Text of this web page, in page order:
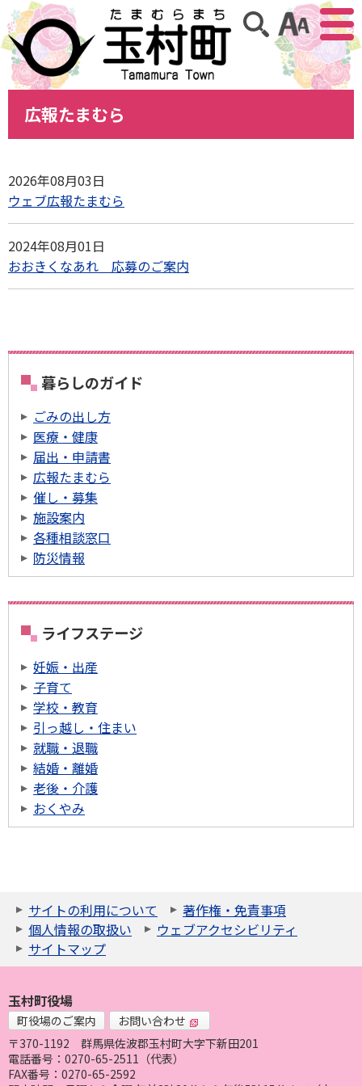
アクセ
サイト内検索
広報たまむら
2026年08月03日
ウェブ広報たまむら
2024年08月01日
おおきくなあれ 応募のご案内
暮らしのガイド
ごみの出し方
医療・健康
届出・申請書
広報たまむら
催し・募集
施設案内
各種相談窓口
防災情報
ライフステージ
妊娠・出産
子育て
学校・教育
引っ越し・住まい
就職・退職
結婚・離婚
老後・介護
おくやみ
サイトの利用について
著作権・免責事項
個人情報の取扱い
ウェブアクセシビリティ
サイトマップ
玉村町役場
町役場のご案内
お問い合わせ
〒370-1192
群馬県佐波郡玉村町大字下新田201
電話番号：0270-65-2511（代表）
FAX番号：0270-65-2592